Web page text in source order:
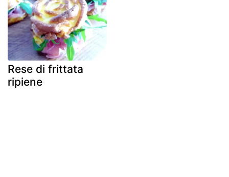
Rese di frittata
ripiene